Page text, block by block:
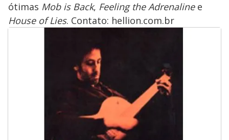
ótimas Mob is Back, Feeling the Adrenalinee
House of Lies. Contato: hellion.com.br